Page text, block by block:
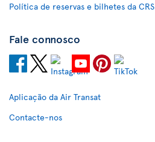
Política de reservas e bilhetes da CRS
Fale connosco
Aplicação da Air Transat
Contacte-nos